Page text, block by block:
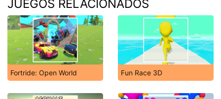
JUEGOS RELACIONADOS
Fortride: Open World Fun Race 3D